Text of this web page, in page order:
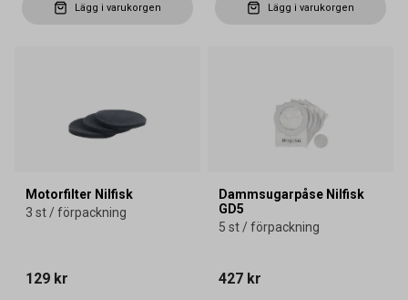
Lägg i varukorgen Lägg i varukorgen
Motorfilter Nilfisk
3 st / förpackning
129 kr
Dammsugarpåse Nilfisk
GD5
5 st / förpackning
427 kr